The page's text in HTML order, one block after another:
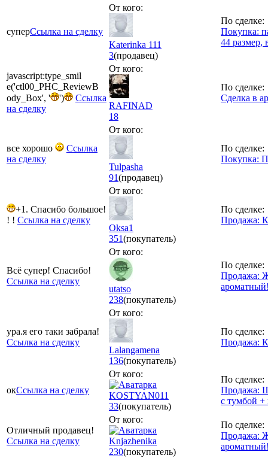
суперСсылка на сделку
От кого:
Katerinka 111
3(продавец)
По сделке:
Покупка:
44 размер,
javascript:type_smil
e('ctl00_PHC_ReviewB
ody_Box', '
')
Ссылка
на сделку
От кого:
RAFINAD
18
По сделке:
Сделка в
все хорошо
Ссылка
на сделку
От кого:
Tulpasha
91(продавец)
По сделке:
Покупка:
+1. Спасибо большое!
! ! Ссылка на сделку
От кого:
Oksa1
351(покупатель)
По сделке:
Продажа:
Всё супер! Спасибо!
Ссылка на сделку
От кого:
utatso
238(покупатель)
По сделке:
Продажа:
ура.я его таки забрала!
Ссылка на сделку
От кого:
Lalangamena
136(покупатель)
По сделке:
Продажа:
окСсылка на сделку
От кого:
KOSTYAN011
33(покупатель)
По сделке:
Продажа:
с тумбой +
Отличный продавец!
Ссылка на сделку
От кого:
Knjazhenika
230(покупатель)
По сделке:
Продажа: